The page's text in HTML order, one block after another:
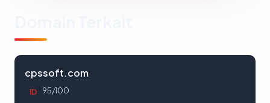
cpssoft.com
ID 95/100